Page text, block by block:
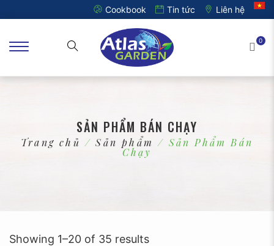
Cookbook Tin tức Liên hệ
0
SẢN PHẨM BÁN CHẠY
Trang chủ /Sản phẩm / Sản Phẩm Bán
Chạy
Showing 1–20 of 35 results